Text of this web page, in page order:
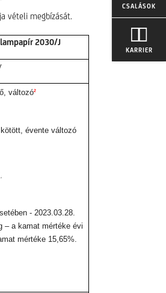
CSALÁSOK
KARRIER
vételi megbízását.
2030/J
változó2
évente változó
- 2023.03.28.
– a kamat mértéke évi
mértéke 15,65%.